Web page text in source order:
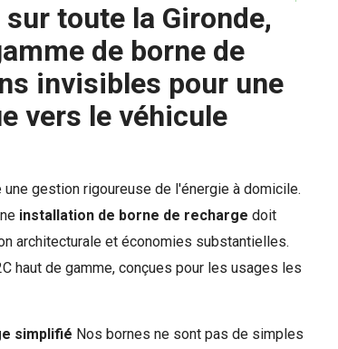
toute la Gironde,
de borne de
invisibles pour une
vers le véhicule
gestion rigoureuse de l'énergie à domicile.
installation de borne de recharge doit
architecturale et économies substantielles.
haut de gamme, conçues pour les usages les
simplifié Nos bornes ne sont pas de simples